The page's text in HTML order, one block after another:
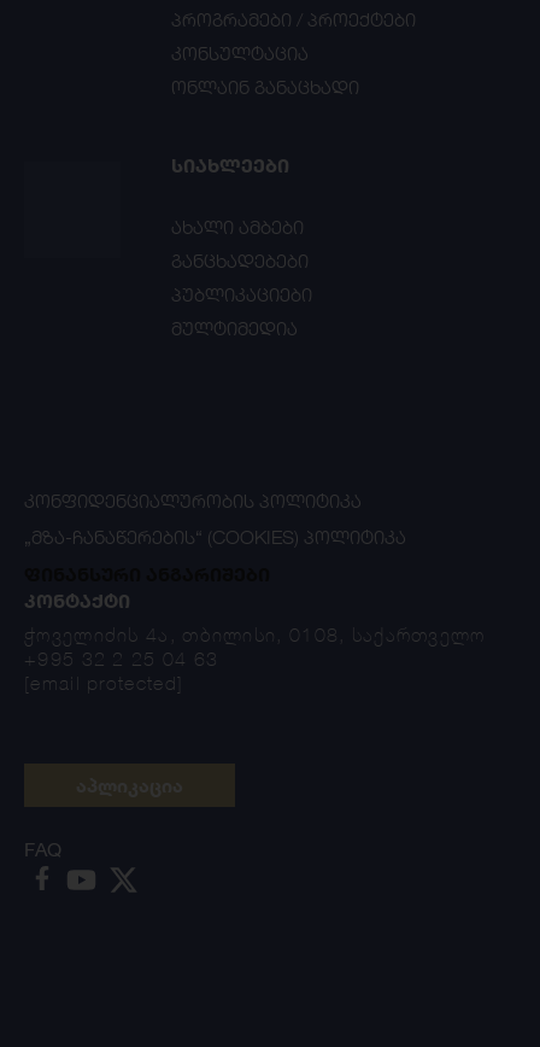
პროგრამები / პროექტები
კონსულტაცია
ონლაინ განაცხადი
ᲡᲘᲐᲮᲚᲔᲔᲑᲘ
ახალი ამბები
განცხადებები
პუბლიკაციები
მულტიმედია
ᲙᲝᲜᲤᲘᲓᲔᲜᲪᲘᲐᲚᲣᲠᲝᲑᲘᲡ ᲞᲝᲚᲘᲢᲘᲙᲐ
„ᲛᲖᲐ-ᲩᲐᲜᲐᲬᲔᲠᲔᲑᲘᲡ“ (COOKIES) ᲞᲝᲚᲘᲢᲘᲙᲐ
ᲙᲝᲜᲢᲐᲥᲢᲘ
ჭოველიძის 4ა, თბილისი, 0108, საქართველო
+995 32 2 25 04 63
[email protected]
FAQ